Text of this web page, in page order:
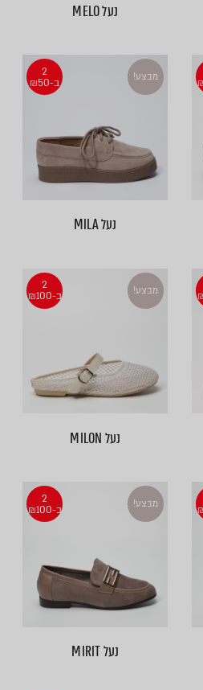
נעל MELO
2
ב-₪50
מבצע!
נעל MILA
2
ב-₪100
מבצע!
נעל MILON
2
ב-₪100
מבצע!
נעל MIRIT